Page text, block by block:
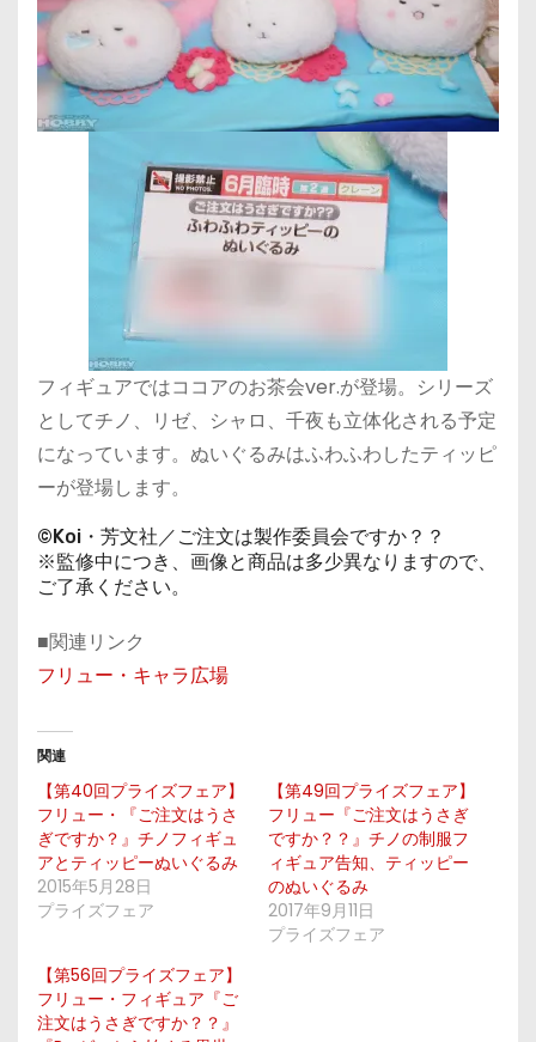
フィギュアではココアのお茶会ver.が登場。シリーズ
としてチノ、リゼ、シャロ、千夜も立体化される予定
になっています。ぬいぐるみはふわふわしたティッピ
ーが登場します。
©Koi・芳文社／ご注文は製作委員会ですか？？
※監修中につき、画像と商品は多少異なりますので、
ご了承ください。
■関連リンク
フリュー・キャラ広場
関連
【第40回プライズフェア】
フリュー・『ご注文はうさ
ぎですか？』チノフィギュ
アとティッピーぬいぐるみ
2015年5月28日
プライズフェア
【第49回プライズフェア】
フリュー『ご注文はうさぎ
ですか？？』チノの制服フ
ィギュア告知、ティッピー
のぬいぐるみ
2017年9月11日
プライズフェア
【第56回プライズフェア】
フリュー・フィギュア『ご
注文はうさぎですか？？』